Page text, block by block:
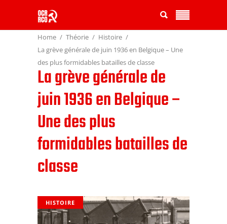
Home Théorie
Histoire
La grève générale de juin 1936 en Belgique – Une
des plus formidables batailles de classe
La grève générale de
juin 1936 en Belgique –
Une des plus
formidables batailles de
classe
HISTOIRE